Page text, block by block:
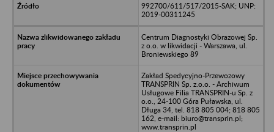
992700/611/517/2015-SAK; UNP:
2019-00311245
Centrum Diagnostyki Obrazowej Sp.
z o.o. w likwidacji - Warszawa, ul.
Broniewskiego 89
Zakład Spedycyjno-Przewozowy
TRANSPRIN Sp. z.o.o. - Archiwum
Usługowe Filia TRANSPRIN-u Sp. z
o.o., 24-100 Góra Puławska, ul.
Długa 34, tel. 818 805 004; 818 805
162, e-mail: biuro@transprin.pl;
www.transprin.pl